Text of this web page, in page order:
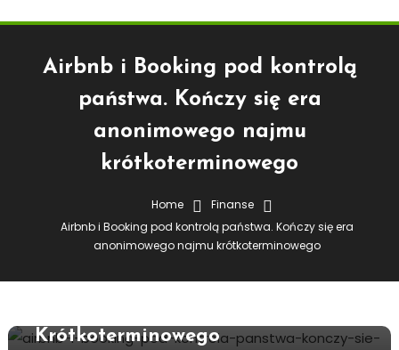
Airbnb i Booking pod kontrolą
państwa. Kończy się era
anonimowego najmu
krótkoterminowego
Home
Finanse
Airbnb i Booking pod kontrolą państwa. Kończy się era
anonimowego najmu krótkoterminowego
Gospodarka
15 maja 2026 redakcja serwisu
Państwa. Kończy Się Era
Krótkoterminowego